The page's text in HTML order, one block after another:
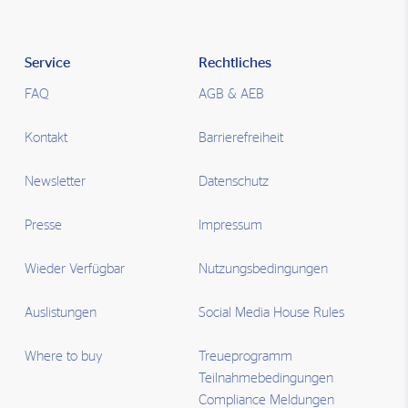
Service
FAQ
Kontakt
Newsletter
Presse
Wieder Verfügbar
Auslistungen
Where to buy
Rechtliches
AGB & AEB
Barrierefreiheit
Datenschutz
Impressum
Nutzungsbedingungen
Social Media House Rules
Treueprogramm
Teilnahmebedingungen
Compliance Meldungen